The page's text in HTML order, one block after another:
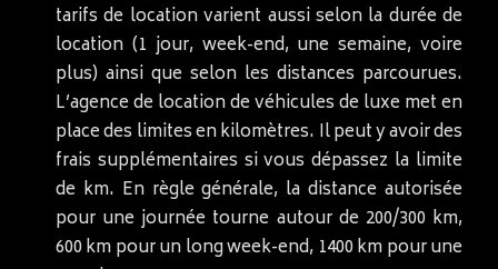
tarifs de location varient aussi selon la durée de
location (1 jour, week-end, une semaine, voire
plus) ainsi que selon les distances parcourues.
L’agence de location de véhicules de luxe met en
place des limites en kilomètres. Il peut y avoir des
frais supplémentaires si vous dépassez la limite
de km. En règle générale, la distance autorisée
pour une journée tourne autour de 200/300 km,
600 km pour un long week-end, 1400 km pour une